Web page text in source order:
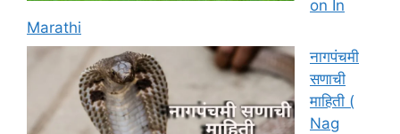
on In
Marathi
नागपंचमी
सणाची
माहिती (
Nag